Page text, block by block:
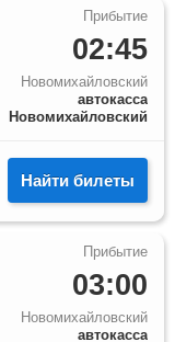
02:45
Новомихайловский
автокасса
Новомихайловский
Найти билеты
03:00
Новомихайловский
автокасса